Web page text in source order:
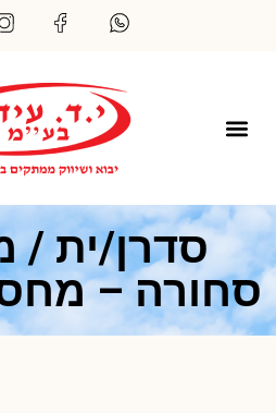
סדרן/ית /
סחורה –